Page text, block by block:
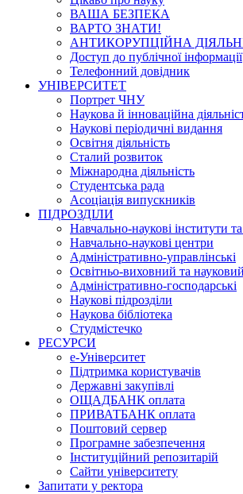
ВАША БЕЗПЕКА
ВАРТО ЗНАТИ!
АНТИКОРУПЦІЙНА
Доступ до публічної інформації
Телефонний довідник
УНІВЕРСИТЕТ
Портрет ЧНУ
Наукова й інноваційна
Наукові періодичні видання
Освітня діяльність
Сталий розвиток
Міжнародна діяльність
Студентська рада
Асоціація випускників
ПІДРОЗДІЛИ
Навчально-наукові інститути
Навчально-наукові центри
Адміністративно-управлінські
Освітньо-виховний та
Адміністративно-господарські
Наукові підрозділи
Наукова бібліотека
Студмістечко
РЕСУРСИ
е-Університет
Підтримка користувачів
Державні закупівлі
ОЩАДБАНК оплата
ПРИВАТБАНК оплата
Поштовий сервер
Програмне забезпечення
Інституційний репозитарій
Сайти університету
Запитати у ректора